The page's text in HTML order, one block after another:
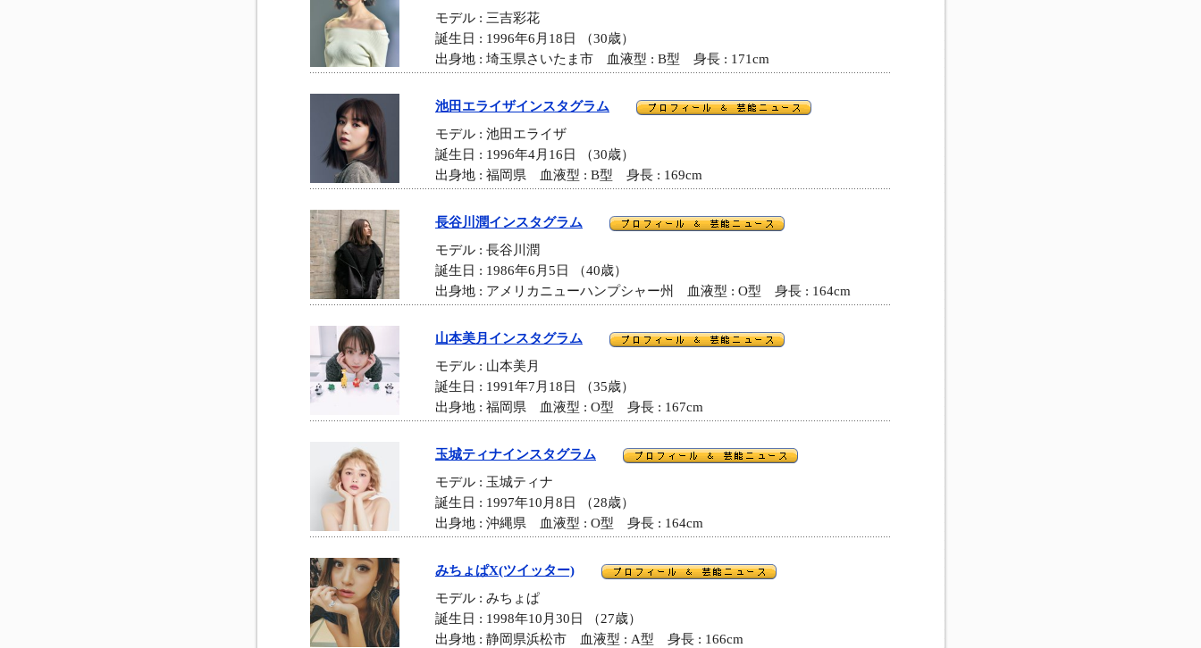
モデル : 三吉彩花
誕生日 : 1996年6月18日 （30歳）
出身地 : 埼玉県さいたま市 血液型 : B型 身長 : 171cm
池田エライザインスタグラム
モデル : 池田エライザ
誕生日 : 1996年4月16日 （30歳）
出身地 : 福岡県 血液型 : B型 身長 : 169cm
長谷川潤インスタグラム
モデル : 長谷川潤
誕生日 : 1986年6月5日 （40歳）
出身地 : アメリカニューハンプシャー州 血液型 : O型 身長 : 164cm
山本美月インスタグラム
モデル : 山本美月
誕生日 : 1991年7月18日 （35歳）
出身地 : 福岡県 血液型 : O型 身長 : 167cm
玉城ティナインスタグラム
モデル : 玉城ティナ
誕生日 : 1997年10月8日 （28歳）
出身地 : 沖縄県 血液型 : O型 身長 : 164cm
みちょぱX(ツイッター)
モデル : みちょぱ
誕生日 : 1998年10月30日 （27歳）
出身地 : 静岡県浜松市 血液型 : A型 身長 : 166cm